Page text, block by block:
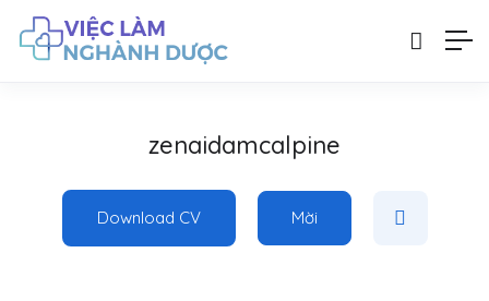
zenaidamcalpine
Download CV Mời